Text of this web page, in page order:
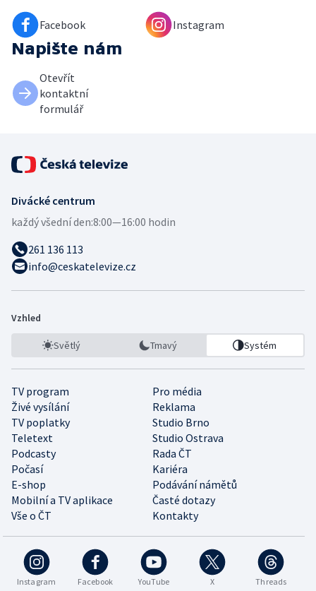
Facebook Instagram
Napište nám
Otevřít
kontaktní
formulář
Divácké centrum
každý všední den:8:00—16:00 hodin
261 136 113
info@ceskatelevize.cz
Vzhled
Světlý Tmavý Systém
TV program
Pro média
Živé vysílání
Reklama
TV poplatky
Studio Brno
Teletext
Studio Ostrava
Podcasty
Rada ČT
Počasí
Kariéra
E-shop
Podávání námětů
Mobilní a TV aplikace
Časté dotazy
Vše o ČT
Kontakty
Instagram Facebook YouTube X Threads